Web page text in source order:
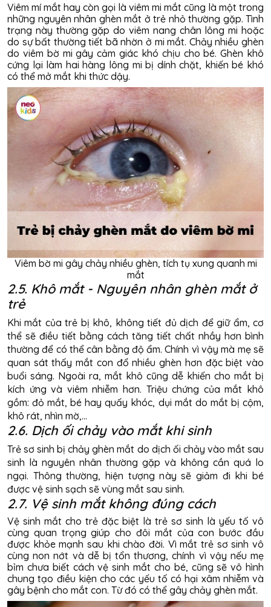
Viêm mí mắt hay còn gọi là viêm mi mắt cũng là một trong
những nguyên nhân ghèn mắt ở trẻ nhỏ thường gặp. Tình
trạng này thường gặp do viêm nang chân lông mi hoặc
do sự bất thường tiết bã nhờn ở mi mắt. Chảy nhiều ghèn
do viêm bờ mi gây cảm giác khó chịu cho bé. Ghèn khô
cứng lại làm hai hàng lông mi bị dính chặt, khiến bé khó
có thể mở mắt khi thức dậy.
Viêm bờ mi gây chảy nhiều ghèn, tích tụ xung quanh mi
mắt
2.5. Khô mắt - Nguyên nhân ghèn mắt ở
trẻ
Khi mắt của trẻ bị khô, không tiết đủ dịch để giữ ẩm, cơ
thể sẽ điều tiết bằng cách tăng tiết chất nhầy hơn bình
thường để có thể cân bằng độ ẩm. Chính vì vậy mà mẹ sẽ
quan sát thấy mắt con đổ nhiều ghèn hơn đặc biệt vào
buổi sáng. Ngoài ra, mắt khô cũng dễ khiến cho mắt bị
kích ứng và viêm nhiễm hơn. Triệu chứng của mắt khô
gồm: đỏ mắt, bé hay quấy khóc, dụi mắt do mắt bị cộm,
khô rát, nhìn mờ,...
2.6. Dịch ối chảy vào mắt khi sinh
Trẻ sơ sinh bị chảy ghèn mắt do dịch ối chảy vào mắt sau
sinh là nguyên nhân thường gặp và không cần quá lo
ngại. Thông thường, hiện tượng này sẽ giảm đi khi bé
được vệ sinh sạch sẽ vùng mắt sau sinh.
2.7. Vệ sinh mắt không đúng cách
Vệ sinh mắt cho trẻ đặc biệt là trẻ sơ sinh là yếu tố vô
cùng quan trọng giúp cho đôi mắt của con bước đầu
được khỏe mạnh sau khi chào đời. Vì mắt trẻ sơ sinh vô
cùng non nớt và dễ bị tổn thương, chính vì vậy nếu mẹ
bỉm chưa biết cách vệ sinh mắt cho bé, cũng sẽ vô hình
chung tạo điều kiện cho các yếu tố có hại xâm nhiễm và
gây bệnh cho mắt con. Từ đó có thể gây chảy ghèn mắt.